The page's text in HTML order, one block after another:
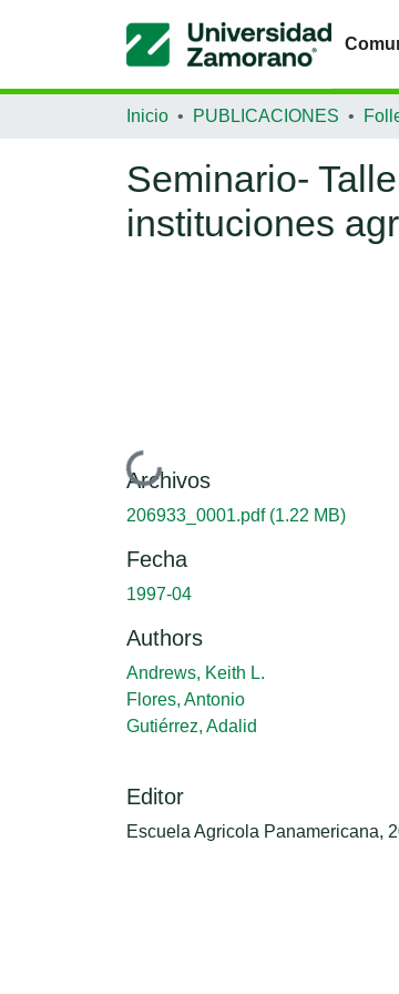
Inicio PUBLICACIONES
Seminario-
instituciones
Cargando...
Archivos
206933_0001.pdf (1.22 MB)
Fecha
1997-04
Authors
Andrews, Keith L.
Flores, Antonio
Gutiérrez, Adalid
Editor
Escuela Agricola Panamericana,